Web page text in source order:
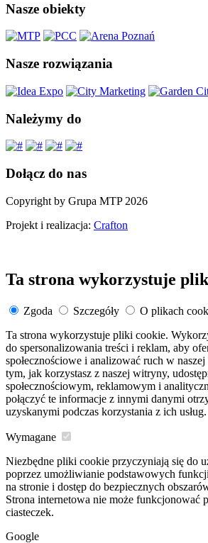
Nasze obiekty
Nasze rozwiązania
Należymy do
Dołącz do nas
Copyright by Grupa MTP 2026
Projekt i realizacja: Crafton
Ta strona wykorzystuje
Zgoda Szczegóły
O plikach
Ta strona wykorzystuje pliki cookie.
do spersonalizowania treści i reklam, aby
społecznościowe i analizować ruch w
tym, jak korzystasz z naszej witryny,
społecznościowym, reklamowym i
połączyć te informacje z innymi danymi
uzyskanymi podczas korzystania z ich usług.
Wymagane
Niezbędne pliki cookie przyczyniają się do
poprzez umożliwianie podstawowych
na stronie i dostęp do bezpiecznych
Strona internetowa nie może funkcjonować
ciasteczek.
Google